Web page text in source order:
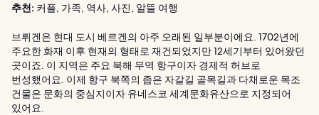
추천: 커플, 가족, 역사, 사진, 알뜰 여행
브뤼겐은 현대 도시 베르겐의 아주 오래된 일부분이에요. 1702년에
주요한 화재 이후 현재의 형태로 재건되었지만 12세기부터 있어왔던
곳이죠. 이 지역은 주요 북해 무역 항구이자 경제적 허브로
번성했어요. 이제 항구 북쪽의 좁은 자갈길 골목길과 다채로운 목조
건물은 문화의 중심지이자 유네스코 세계문화유산으로 지정되어
있어요.